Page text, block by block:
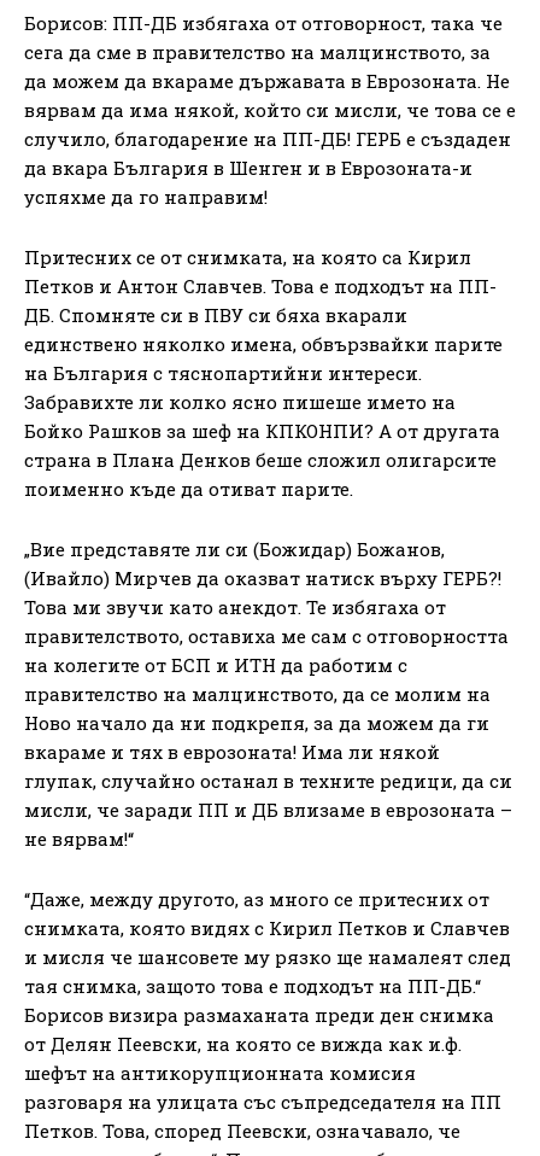
Борисов: ПП-ДБ избягаха от отговорност, така че
сега да сме в правителство на малцинството, за
да можем да вкараме държавата в Еврозоната. Не
вярвам да има някой, който си мисли, че това се е
случило, благодарение на ПП-ДБ! ГЕРБ е създаден
да вкара България в Шенген и в Еврозоната-и
успяхме да го направим!
Притесних се от снимката, на която са Кирил
Петков и Антон Славчев. Това е подходът на ПП-
ДБ. Спомняте си в ПВУ си бяха вкарали
единствено няколко имена, обвързвайки парите
на България с тяснопартийни интереси.
Забравихте ли колко ясно пишеше името на
Бойко Рашков за шеф на КПКОНПИ? А от другата
страна в Плана Денков беше сложил олигарсите
поименно къде да отиват парите.
„Вие представяте ли си (Божидар) Божанов,
(Ивайло) Мирчев да оказват натиск върху ГЕРБ?!
Това ми звучи като анекдот. Те избягаха от
правителството, оставиха ме сам с отговорността
на колегите от БСП и ИТН да работим с
правителство на малцинството, да се молим на
Ново начало да ни подкрепя, за да можем да ги
вкараме и тях в еврозоната! Има ли някой
глупак, случайно останал в техните редици, да си
мисли, че заради ПП и ДБ влизаме в еврозоната –
не вярвам!“
“Даже, между другото, аз много се притесних от
снимката, която видях с Кирил Петков и Славчев
и мисля че шансовете му рязко ще намалеят след
тая снимка, защото това е подходът на ПП-ДБ.“
Борисов визира размаханата преди ден снимка
от Делян Пеевски, на която се вижда как и.ф.
шефът на антикорупционната комисия
разговаря на улицата със съпредседателя на ПП
Петков. Това, според Пеевски, означавало, че